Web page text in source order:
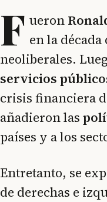
F ueron
en la
neoliberales.
servicios
crisis financiera
añadieron las
países y a los
Entretanto, se
de derechas e